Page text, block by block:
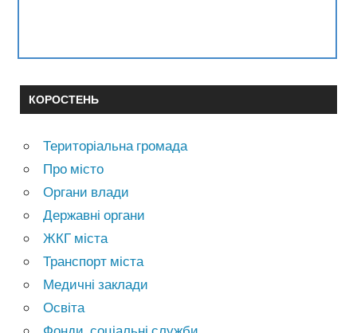
КОРОСТЕНЬ
Територіальна громада
Про місто
Органи влади
Державні органи
ЖКГ міста
Транспорт міста
Медичні заклади
Освіта